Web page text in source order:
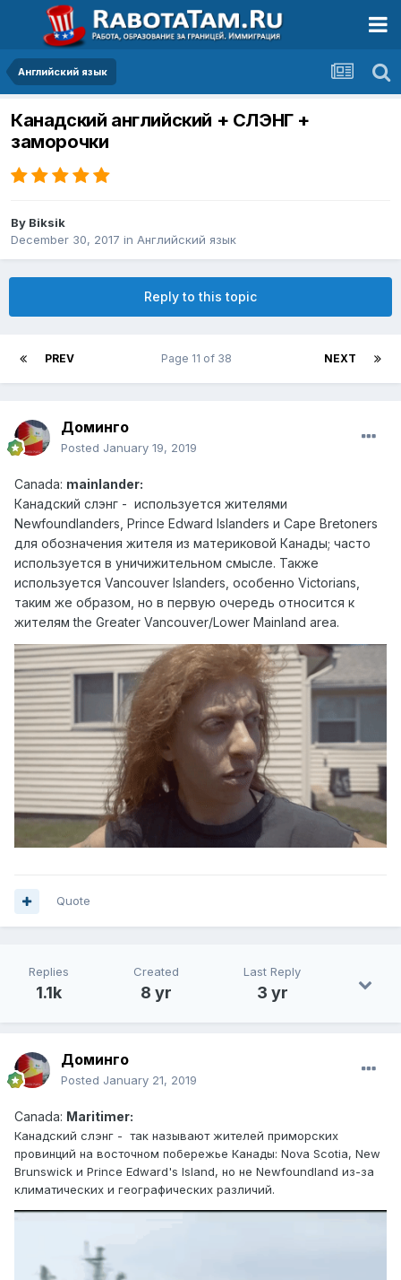
Английский язык
Канадский английский + СЛЭНГ +
заморочки
By Biksik
December 30, 2017 in Английский язык
Reply to this topic
PREV NEXT
Page 11 of 38
Доминго
Posted January 19, 2019
Canada: mainlander:
Канадский слэн г - используется жителями
Newfoundlanders, Prince Edward Islanders и Cape Bretoners
для обозначения жителя из материковой Канады; часто
используется в уничижительном смысле. Также
используется Vancouver Islanders, особенно Victorians,
таким же образом, но в первую очередь относится к
жителям the Greater Vancouver/Lower Mainland area.
Quote
Replies
1.1k
Created
8 yr
Last Reply
3 yr
Доминго
Posted January 21, 2019
Canada: Maritimer:
Канадский слэн г - так называют жителей приморских
провинций на восточном побережье Канады: Nova Scotia, New
Brunswick и Prince Edward's Island, но не Newfoundland из-за
климатических и географических различий.